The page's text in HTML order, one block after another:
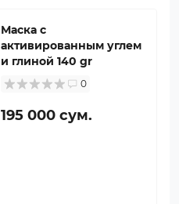
Маска с
активированным углем
и глиной 140 gr
0
195 000 сум.